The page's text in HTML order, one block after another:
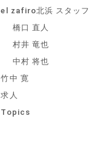
el zafiro北浜 スタッフ
橋口 直人
村井 竜也
中村 将也
竹中 寛
求人
Topics